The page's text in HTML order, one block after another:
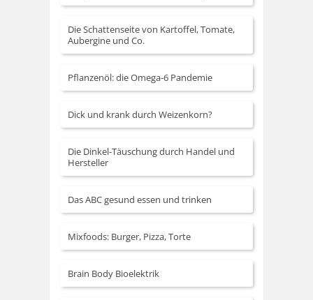
Die Schattenseite von Kartoffel, Tomate,
Aubergine und Co.
Pflanzenöl: die Omega-6 Pandemie
Dick und krank durch Weizenkorn?
Die Dinkel-Täuschung durch Handel und
Hersteller
Das ABC gesund essen und trinken
Mixfoods: Burger, Pizza, Torte
Brain Body Bioelektrik